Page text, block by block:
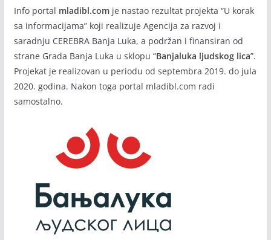
Info portal mladibl.comje nastao rezultat projekta “U korak
sa informacijama” koji realizuje Agencija za razvoj i
saradnju CEREBRA Banja Luka, a podržan i finansiran od
strane Grada Banja Luka u sklopu “Banjaluka ljudskog lica”.
Projekat je realizovan u periodu od septembra 2019. do jula
2020. godina. Nakon toga portal mladibl.com radi
samostalno.